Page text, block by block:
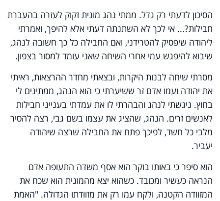
הסיכון לדעתי רק גדל. ממתי נהג מונית זקוק לעזרה בהעברת
חבילות?... אי לכך לא השתנתה דעתי אלא להיפך, ואמרתי
ליהודה שיפסיק להטרידני, ואם החבילה כל כך חשובה לנהג,
שיבוא להיפגש עמי אחרי השיחה שאני עומד למסור בצפון.
מסרתי שיחה לבנות היקרות, ובצאתי מחדר ההרצאות, ראיתי
את יהודה ועמו אדם זר ששיערתי כי הוא הנהג, ממתינים לי
בחוץ. ניגשתי לנהג והבהרתי לו את עמדתי בענייני חבילות
לאנשים זרים. הנהג, שהציג את עצמו בשם גבי, רצה להסיר
מלבי כל חשד, לפיכך פתח את החבילה שרצה שיהודה
יעביר.
הוא סיפר כי באותו בוקר הוא אסף משדה התעופה אדם
הנראה כעשיר ומכובד. כשהוא יצא מהמונית הוא שכח את
המזוודה הקטנה, ולקח עמו רק את מזוודתו הגדולה. "האמת